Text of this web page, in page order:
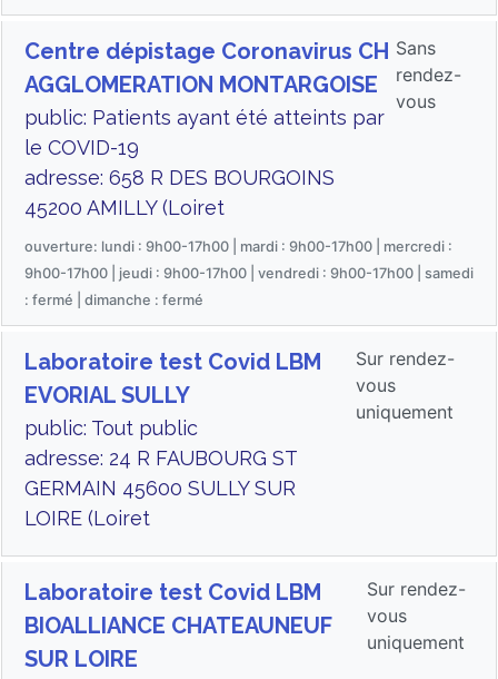
Centre dépistage Coronavirus CH
AGGLOMERATION MONTARGOISE
public: Patients ayant été atteints par
le COVID-19
adresse: 658 R DES BOURGOINS
45200 AMILLY (Loiret
Sans
rendez-
vous
ouverture: lundi : 9h00-17h00 | mardi : 9h00-17h00 | mercredi :
9h00-17h00 | jeudi : 9h00-17h00 | vendredi : 9h00-17h00 | samedi
: fermé | dimanche : fermé
Laboratoire test Covid LBM
EVORIAL SULLY
public: Tout public
adresse: 24 R FAUBOURG ST
GERMAIN 45600 SULLY SUR
LOIRE (Loiret
Sur rendez-
vous
uniquement
Laboratoire test Covid LBM
BIOALLIANCE CHATEAUNEUF
SUR LOIRE
Sur rendez-
vous
uniquement